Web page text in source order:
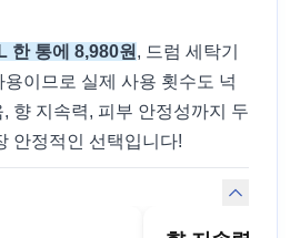
한 통에 8,980원 , 드럼 세탁기
이므로 실제 사용 횟수도 넉
향 지속력, 피부 안정성까지 두
안정적인 선택입니다!